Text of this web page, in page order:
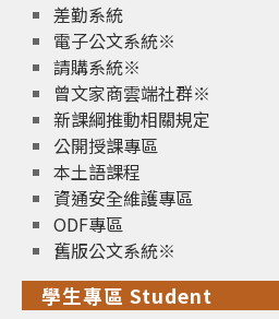
差勤系統
電子公文系統※
請購系統※
曾文家商雲端社群※
新課綱推動相關規定
公開授課專區
本土語課程
資通安全維護專區
ODF專區
舊版公文系統※
學生專區 Student